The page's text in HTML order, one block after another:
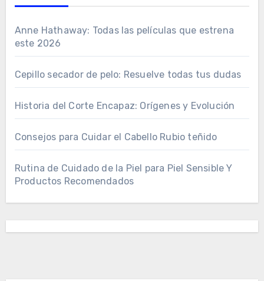
Anne Hathaway: Todas las películas que estrena
este 2026
Cepillo secador de pelo: Resuelve todas tus dudas
Historia del Corte Encapaz: Orígenes y Evolución
Consejos para Cuidar el Cabello Rubio teñido
Rutina de Cuidado de la Piel para Piel Sensible Y
Productos Recomendados